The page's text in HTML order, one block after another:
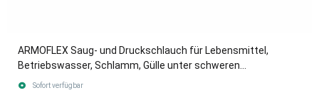
ARMOFLEX Saug- und Druckschlauch für Lebensmittel,
Betriebswasser, Schlamm, Gülle unter schweren
Einsatzbedingungen.
Sofort verfügbar